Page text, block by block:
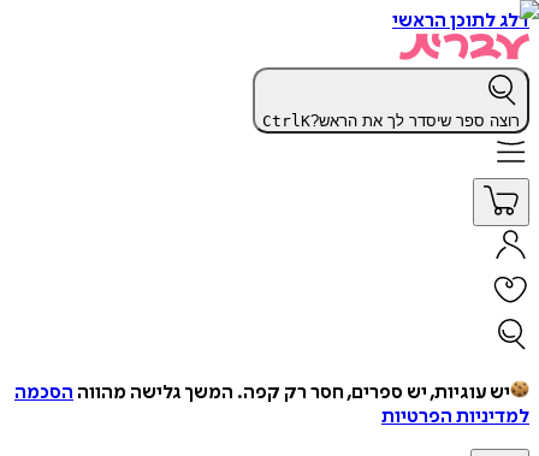
הראשי
ספר שיסדר לך את הראש? CtrlK
עוגיות, יש ספרים, חסר רק קפה. המשך גלישה מהווההסכמה
הפרטיות